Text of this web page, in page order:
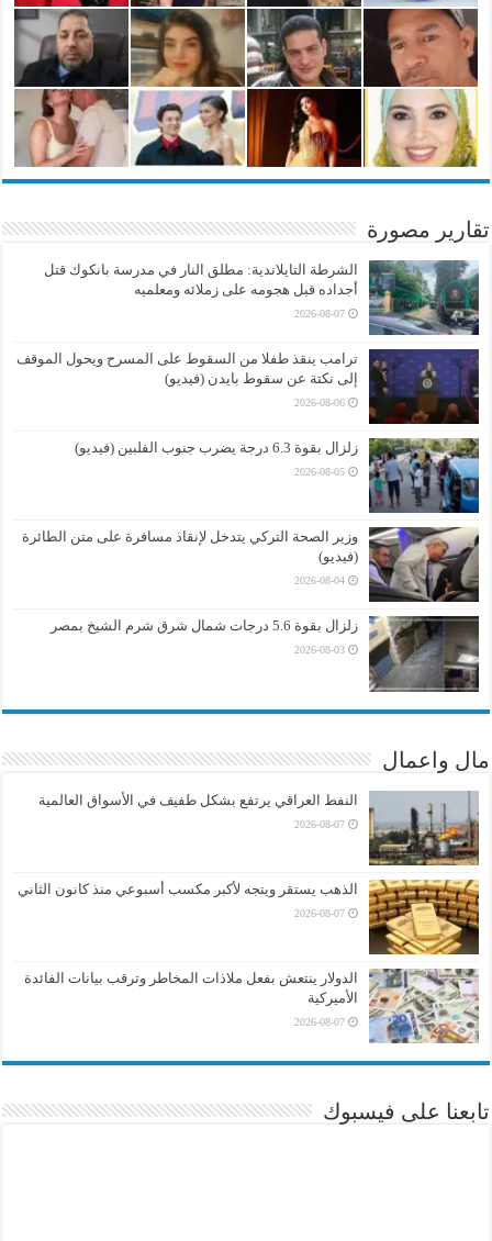
تقارير مصورة
الشرطة التايلاندية: مطلق النار في مدرسة بانكوك قتل
أجداده قبل هجومه على زملائه ومعلميه
2026-08-07
ترامب ينقذ طفلا من السقوط على المسرح ويحول الموقف
إلى نكتة عن سقوط بايدن (فيديو)
2026-08-06
زلزال بقوة 6.3 درجة يضرب جنوب الفلبين (فيديو)
2026-08-05
وزير الصحة التركي يتدخل لإنقاذ مسافرة على متن الطائرة
(فيديو)
2026-08-04
زلزال بقوة 5.6 درجات شمال شرق شرم الشيخ بمصر
2026-08-03
مال واعمال
النفط العراقي يرتفع بشكل طفيف في الأسواق العالمية
2026-08-07
الذهب يستقر ويتجه لأكبر مكسب أسبوعي منذ كانون الثاني
2026-08-07
الدولار ينتعش بفعل ملاذات المخاطر وترقب بيانات الفائدة
الأميركية
2026-08-07
تابعنا على فيسبوك